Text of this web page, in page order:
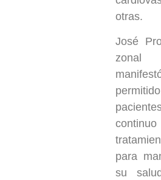
otras.
José
zonal
para
su